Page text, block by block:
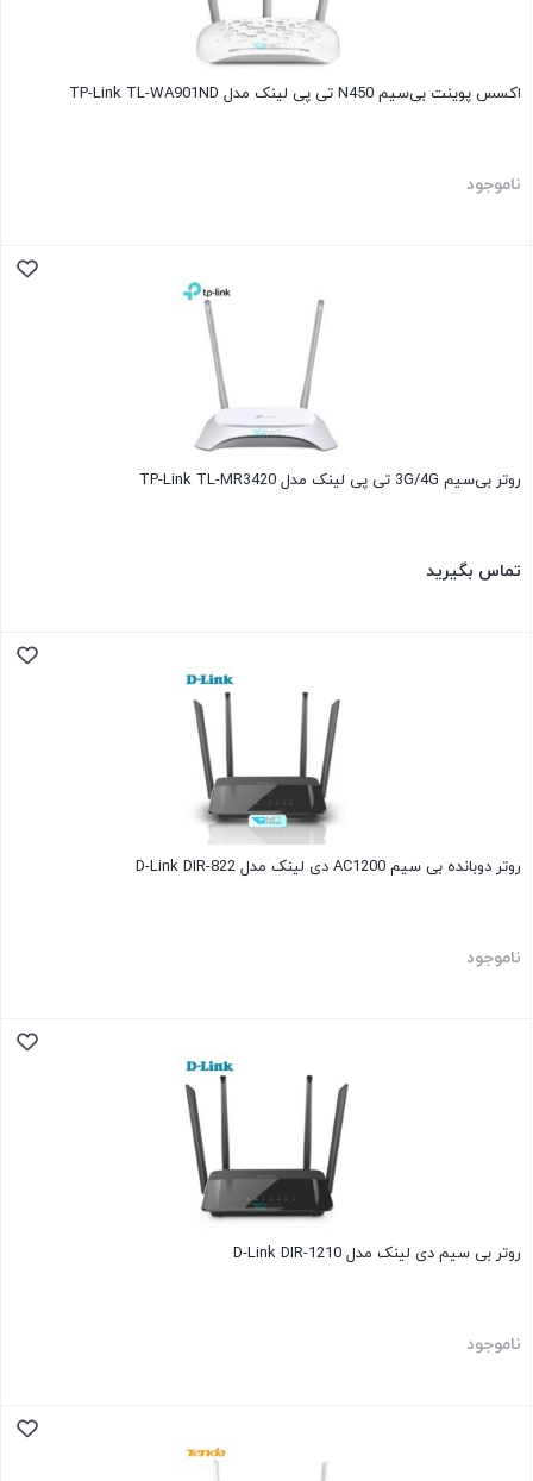
اکسس پوینت بی‌سیم N450 تی پی لینک مدل TP-Link TL-WA901ND
ناموجود
روتر بی‌سیم 3G/4G تی پی لینک مدل TP-Link TL-MR3420
تماس بگیرید
روتر دوبانده بی سیم AC1200 دی لینک مدل D-Link DIR-822
ناموجود
روتر بی سیم دی لینک مدل D-Link DIR-1210
ناموجود